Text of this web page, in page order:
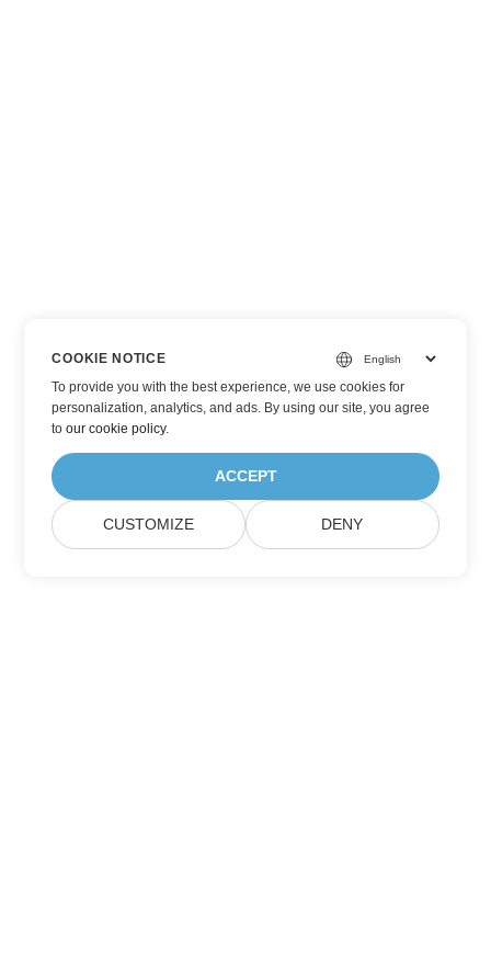
COOKIE NOTICE
To provide you with the best experience, we use cookies for
personalization, analytics, and ads. By using our site, you agree
toour cookie policy.
ACCEPT
CUSTOMIZE DENY